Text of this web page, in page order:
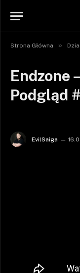
Strona Główna »
Endzone
Podgląd
EvilSaiga